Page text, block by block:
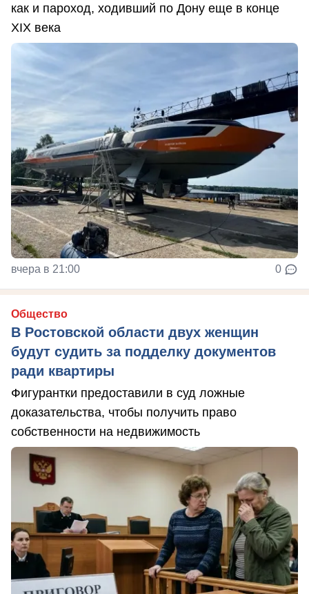
как и пароход, ходивший по Дону еще в конце
XIX века
вчера в 21:00 0
Общество
В Ростовской области двух женщин
будут судить за подделку документов
ради квартиры
Фигурантки предоставили в суд ложные
доказательства, чтобы получить право
собственности на недвижимость